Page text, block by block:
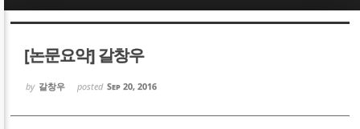
[논문요약] 갈창우
by 갈창우 posted Sep 20, 2016
Sketchbook5, 스케치북5
Sketchbook5, 스케치북5